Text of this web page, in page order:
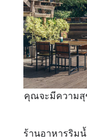
คุณจะมีความสุ
ร้านอาหารริม